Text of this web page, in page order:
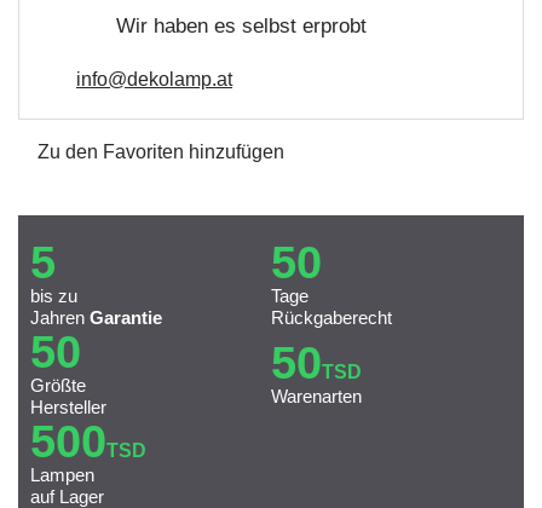
Wir haben es selbst erprobt
info@dekolamp.at
Zu den Favoriten hinzufügen
5
bis zu
Jahren Garantie
50
Tage
Rückgaberecht
50
Größte
Hersteller
50TSD
Warenarten
500TSD
Lampen
auf Lager